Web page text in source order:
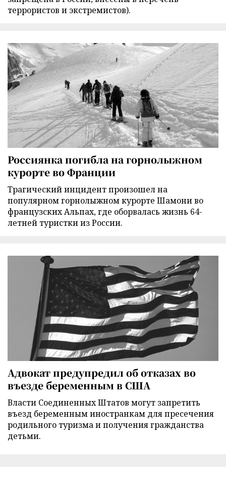
террористов и экстремистов).
Россиянка погибла на горнолыжном
курорте во Франции
Трагический инцидент произошел на
популярном горнолыжном курорте Шамони во
французских Альпах, где оборвалась жизнь 64-
летней туристки из России.
Адвокат предупредил об отказах во
въезде беременным в США
Власти Соединенных Штатов могут запретить
въезд беременным иностранкам для пресечения
родильного туризма и получения гражданства
детьми.